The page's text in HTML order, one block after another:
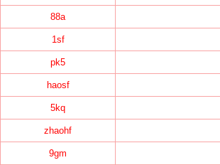
88a
1sf
pk5
haosf
5kq
zhaohf
9gm